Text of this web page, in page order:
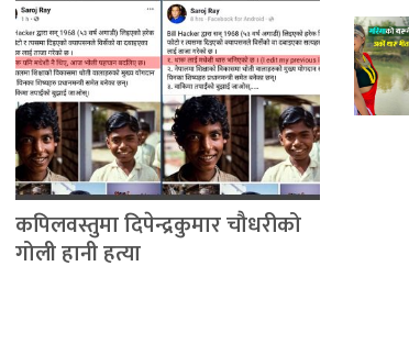
कपिलवस्तुमा दिपेन्द्रकुमार चौधरीको
गोली हानी हत्या